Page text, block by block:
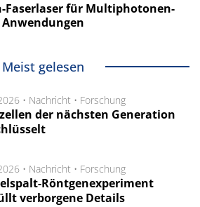
Faserlaser für Multiphotonen-
Anwendungen
Meist gelesen
• Nachricht • Forschung
der nächsten Generation
• Nachricht • Forschung
Röntgenexperiment
verborgene Details